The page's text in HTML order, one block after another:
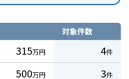
対象件数
315万円 4件
500万円 3件